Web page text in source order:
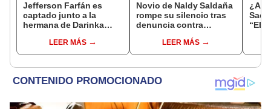
Jefferson Farfán es
captado junto a la
hermana de Darinka
Kanashiro trabajaba: “Él
tiene sus…”
LEER MÁS
Novio de Naldy Saldaña
rompe su silencio tras
denuncia contra
Luz: "Tiene todo mi
apoyo"
LEER MÁS
¿A